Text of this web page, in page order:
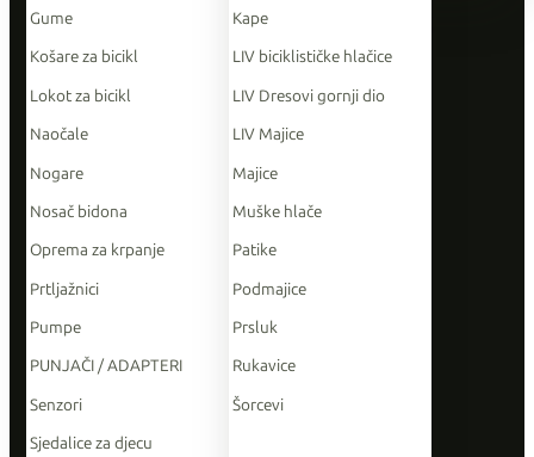
Gume
Košare za bicikl
Lokot za bicikl
Naočale
Nogare
Nosač bidona
Oprema za krpanje
Prtljažnici
Pumpe
PUNJAČI / ADAPTERI
Senzori
Sjedalice za djecu
Kape
LIV biciklističke hlačice
LIV Dresovi gornji dio
LIV Majice
Majice
Muške hlače
Patike
Podmajice
Prsluk
Rukavice
Šorcevi